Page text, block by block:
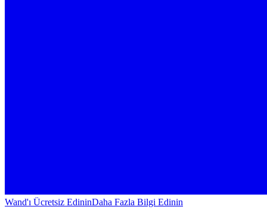
Wand'ı Ücretsiz EdininDaha Fazla Bilgi Edinin